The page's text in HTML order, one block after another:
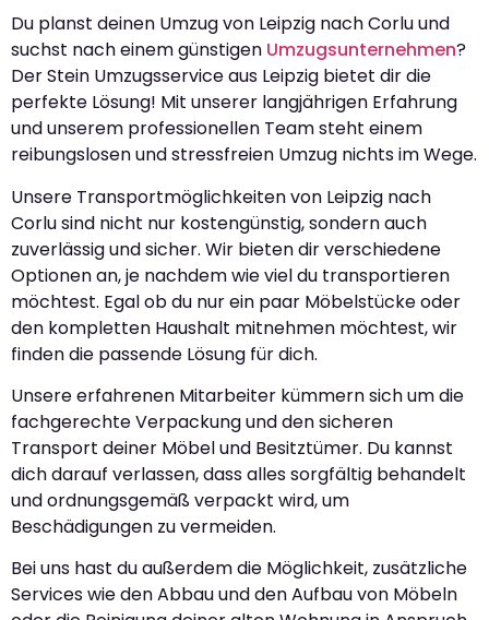
Du planst deinen Umzug von Leipzig nach Corlu und
suchst nach einem günstigen Umzugsunternehmen?
Der Stein Umzugsservice aus Leipzig bietet dir die
perfekte Lösung! Mit unserer langjährigen Erfahrung
und unserem professionellen Team steht einem
reibungslosen und stressfreien Umzug nichts im Wege.
Unsere Transportmöglichkeiten von Leipzig nach
Corlu sind nicht nur kostengünstig, sondern auch
zuverlässig und sicher. Wir bieten dir verschiedene
Optionen an, je nachdem wie viel du transportieren
möchtest. Egal ob du nur ein paar Möbelstücke oder
den kompletten Haushalt mitnehmen möchtest, wir
finden die passende Lösung für dich.
Unsere erfahrenen Mitarbeiter kümmern sich um die
fachgerechte Verpackung und den sicheren
Transport deiner Möbel und Besitztümer. Du kannst
dich darauf verlassen, dass alles sorgfältig behandelt
und ordnungsgemäß verpackt wird, um
Beschädigungen zu vermeiden.
Bei uns hast du außerdem die Möglichkeit, zusätzliche
Services wie den Abbau und den Aufbau von Möbeln